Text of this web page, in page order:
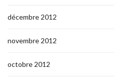
décembre 2012
novembre 2012
octobre 2012